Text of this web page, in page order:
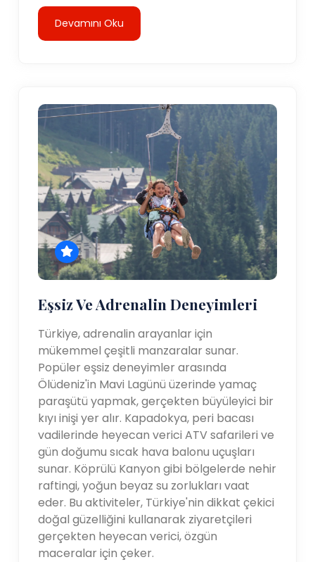
Devamını Oku
Eşsiz Ve Adrenalin Deneyimleri
Türkiye, adrenalin arayanlar için
mükemmel çeşitli manzaralar sunar.
Popüler eşsiz deneyimler arasında
Ölüdeniz'in Mavi Lagünü üzerinde yamaç
paraşütü yapmak, gerçekten büyüleyici bir
kıyı inişi yer alır. Kapadokya, peri bacası
vadilerinde heyecan verici ATV safarileri ve
gün doğumu sıcak hava balonu uçuşları
sunar. Köprülü Kanyon gibi bölgelerde nehir
raftingi, yoğun beyaz su zorlukları vaat
eder. Bu aktiviteler, Türkiye'nin dikkat çekici
doğal güzelliğini kullanarak ziyaretçileri
gerçekten heyecan verici, özgün
maceralar için çeker.